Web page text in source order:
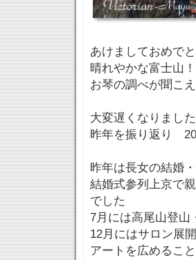
あけましておめで
晴れやかな富士山！
お琴の調べが聞こ
大変遅くなりまし
昨年を振り返り
昨年は長女の結婚
結婚式参列上京で
でした
7月には高尾山登山
12月にはサロン展
アートを広めるこ